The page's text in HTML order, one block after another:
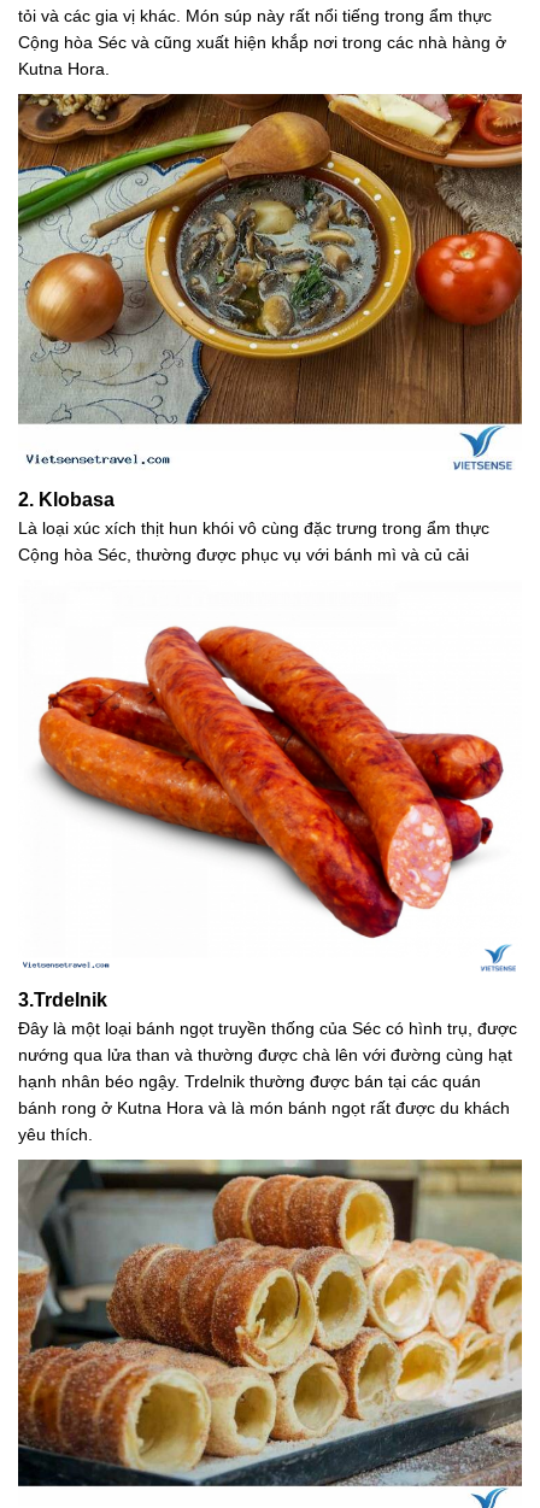
tỏi và các gia vị khác. Món súp này rất nổi tiếng trong ẩm thực
Cộng hòa Séc và cũng xuất hiện khắp nơi trong các nhà hàng ở
Kutna Hora.
2. Klobasa
Là loại xúc xích thịt hun khói vô cùng đặc trưng trong ẩm thực
Cộng hòa Séc, thường được phục vụ với bánh mì và củ cải
3.Trdelnik
Đây là một loại bánh ngọt truyền thống của Séc có hình trụ, được
nướng qua lửa than và thường được chà lên với đường cùng hạt
hạnh nhân béo ngậy. Trdelnik thường được bán tại các quán
bánh rong ở Kutna Hora và là món bánh ngọt rất được du khách
yêu thích.